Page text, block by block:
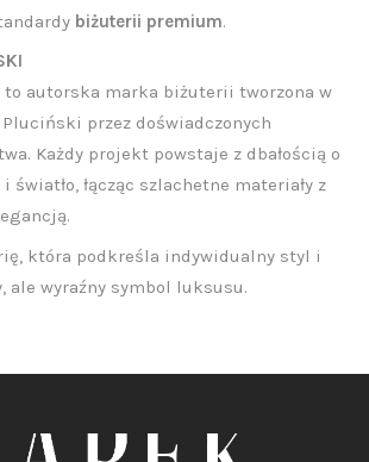
biżuterii premium.
autorska marka biżuterii tworzona w
przez doświadczonych
Każdy projekt powstaje z dbałością o
światło, łącząc szlachetne materiały z
która podkreśla indywidualny styl i
ale wyraźny symbol luksusu.